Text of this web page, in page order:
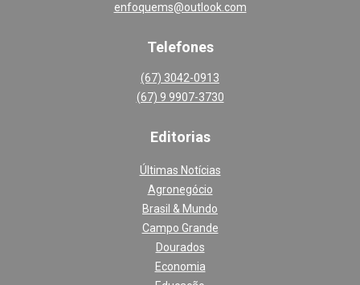
enfoquems@outlook.com
Telefones
(67) 3042-0913
(67) 9 9907-3730
Editorias
Últimas Notícias
Agronegócio
Brasil & Mundo
Campo Grande
Dourados
Economia